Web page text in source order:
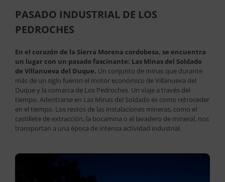
PASADO INDUSTRIAL DE LOS
PEDROCHES
En el corazón de la Sierra Morena cordobesa, se encuentra
un lugar con un pasado fascinante: Las Minas del Soldado
de Villanueva del Duque. Un conjunto de minas que durante
más de un siglo fueron el motor económico de Villanueva del
Duque y la comarca de Los Pedroches. Un viaje a través del
tiempo. Adentrarse en Las Minas del Soldado es como retroceder
en el tiempo. Los restos de las instalaciones mineras, como el
castillete de extracción, la bocamina o el lavadero de mineral, nos
transportan a una época de intensa actividad industrial.